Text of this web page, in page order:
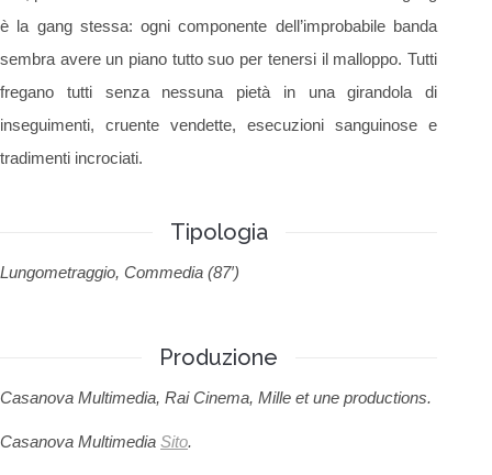
è la gang stessa: ogni componente dell’improbabile banda
sembra avere un piano tutto suo per tenersi il malloppo. Tutti
fregano tutti senza nessuna pietà in una girandola di
inseguimenti, cruente vendette, esecuzioni sanguinose e
tradimenti incrociati.
Tipologia
Lungometraggio, Commedia (87′)
Produzione
Casanova Multimedia, Rai Cinema, Mille et une productions.
Casanova Multimedia Sito.